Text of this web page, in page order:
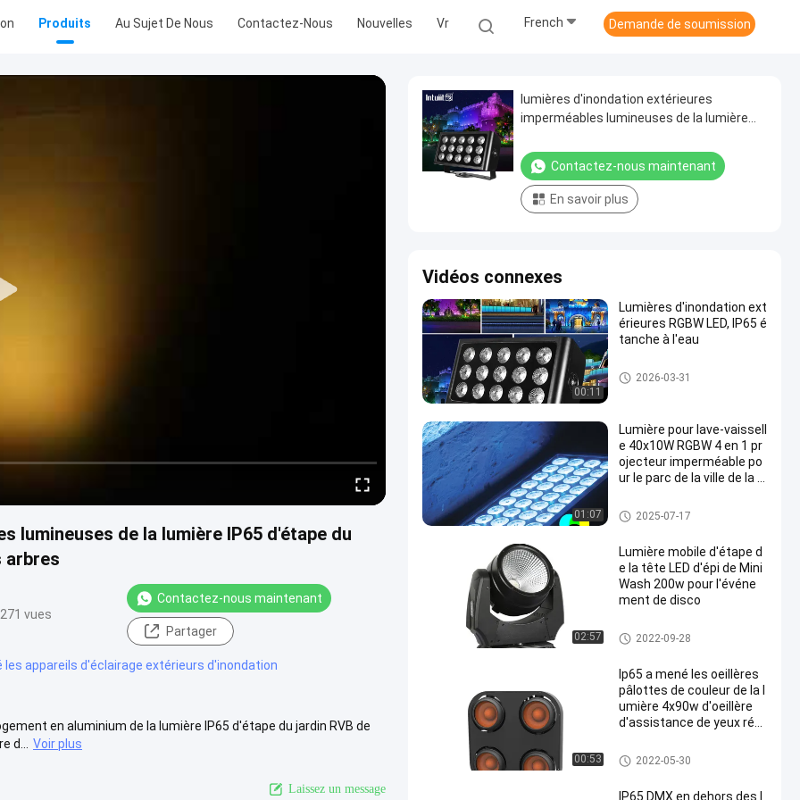
Produits Au Sujet De Nous Contactez-Nous Nouvelles Vr French Demande de soumission
lumineuses de la lumière IP65 d'étape du
arbres
271 vues
Contactez-nous maintenant
Partager
les appareils d'éclairage extérieurs d'inondation
en aluminium de la lumière IP65 d'étape du jardin RVB de
d...
Voir plus
Laissez un message
lumières d'inondation extérieures
imperméables lumineuses de la lumière
80W 160W petites pour des arbres
Contactez-nous maintenant
En savoir plus
Vidéos connexes
00:11
Lumières d'inondation ext
érieures RGBW LED, IP65 é
tanche à l'eau
Lumières d'inondation d'étape
de LED
2026-03-31
01:07
Lumière pour lave-vaissell
e 40x10W RGBW 4 en 1 pr
ojecteur imperméable po
ur le parc de la ville de la s
minium
Lumière d'effet de l'étape LED
2025-07-17
02:57
Lumière mobile d'étape d
e la tête LED d'épi de Mini
Wash 200w pour l'événe
ment de disco
Lumière d'étape de LED
2022-09-28
00:53
Ip65 a mené les oeillères
pâlottes de couleur de la l
umière 4x90w d'oeillère
d'assistance de yeux régl
Lumière d'étape de LED
2022-05-30
IP65 DMX en dehors des l